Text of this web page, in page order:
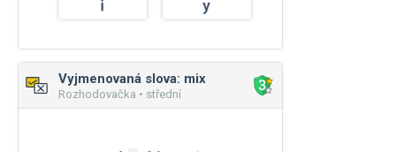
Vyjmenovaná slova: mix
Rozhodovačka • střední